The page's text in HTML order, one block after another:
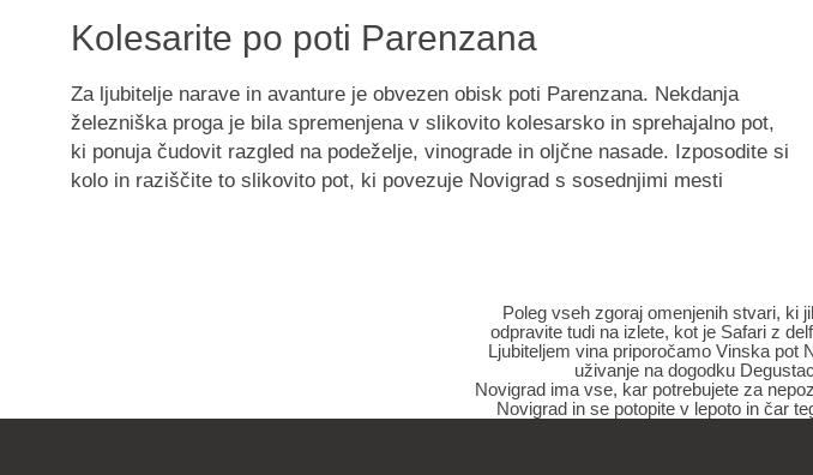
Kolesarite po poti Parenzana
Za ljubitelje narave in avanture je obvezen obisk poti Parenzana. Nekdanja
železniška proga je bila spremenjena v slikovito kolesarsko in sprehajalno pot,
ki ponuja čudovit razgled na podeželje, vinograde in oljčne nasade. Izposodite si
kolo in raziščite to slikovito pot, ki povezuje Novigrad s sosednjimi mesti
Poleg vseh zgoraj omenjenih stvari, ki
odpravite tudi na izlete, kot je Safari z
Ljubiteljem vina priporočamoVinska pot
uživanje na dogodku
Novigrad ima vse, kar potrebujete za
Novigrad in se potopite v lepoto in čar